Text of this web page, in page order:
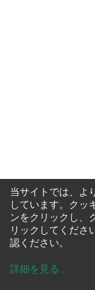
当サイトでは、よ
しています。クッ
ンをクリックし、
リックしてくださ
認ください。
詳細を見る ...